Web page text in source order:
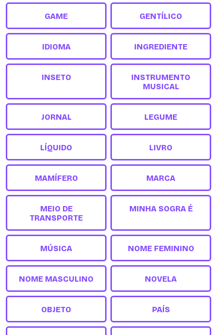
GAME GENTÍLICO
IDIOMA INGREDIENTE
INSETO
INSTRUMENTO
MUSICAL
JORNAL LEGUME
LÍQUIDO LIVRO
MAMÍFERO MARCA
MEIO DE
TRANSPORTE
MINHA SOGRA É
MÚSICA NOME FEMININO
NOME MASCULINO NOVELA
OBJETO PAÍS